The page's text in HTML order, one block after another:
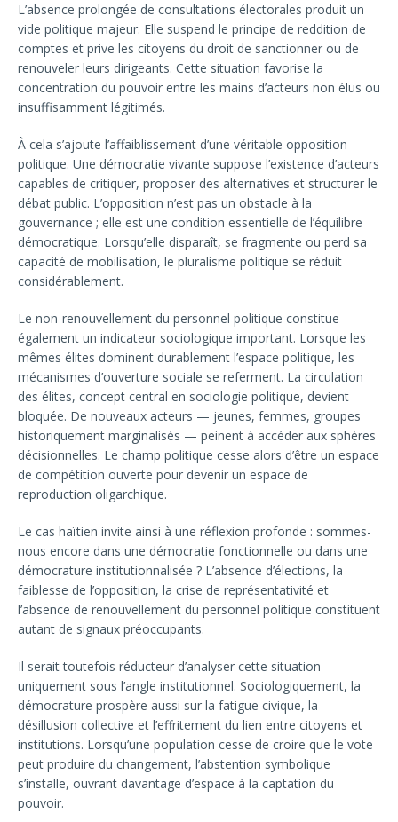
L’absence prolongée de consultations électorales produit un
vide politique majeur. Elle suspend le principe de reddition de
comptes et prive les citoyens du droit de sanctionner ou de
renouveler leurs dirigeants. Cette situation favorise la
concentration du pouvoir entre les mains d’acteurs non élus ou
insuffisamment légitimés.
À cela s’ajoute l’affaiblissement d’une véritable opposition
politique. Une démocratie vivante suppose l’existence d’acteurs
capables de critiquer, proposer des alternatives et structurer le
débat public. L’opposition n’est pas un obstacle à la
gouvernance ; elle est une condition essentielle de l’équilibre
démocratique. Lorsqu’elle disparaît, se fragmente ou perd sa
capacité de mobilisation, le pluralisme politique se réduit
considérablement.
Le non-renouvellement du personnel politique constitue
également un indicateur sociologique important. Lorsque les
mêmes élites dominent durablement l’espace politique, les
mécanismes d’ouverture sociale se referment. La circulation
des élites, concept central en sociologie politique, devient
bloquée. De nouveaux acteurs — jeunes, femmes, groupes
historiquement marginalisés — peinent à accéder aux sphères
décisionnelles. Le champ politique cesse alors d’être un espace
de compétition ouverte pour devenir un espace de
reproduction oligarchique.
Le cas haïtien invite ainsi à une réflexion profonde : sommes-
nous encore dans une démocratie fonctionnelle ou dans une
démocrature institutionnalisée ? L’absence d’élections, la
faiblesse de l’opposition, la crise de représentativité et
l’absence de renouvellement du personnel politique constituent
autant de signaux préoccupants.
Il serait toutefois réducteur d’analyser cette situation
uniquement sous l’angle institutionnel. Sociologiquement, la
démocrature prospère aussi sur la fatigue civique, la
désillusion collective et l’effritement du lien entre citoyens et
institutions. Lorsqu’une population cesse de croire que le vote
peut produire du changement, l’abstention symbolique
s’installe, ouvrant davantage d’espace à la captation du
pouvoir.